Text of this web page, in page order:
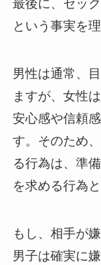
最後に、セッ
という事実を
男性は通常、
ますが、女性
安心感や信頼
す。そのため
る行為は、準
を求める行為
もし、相手が
男子は確実に